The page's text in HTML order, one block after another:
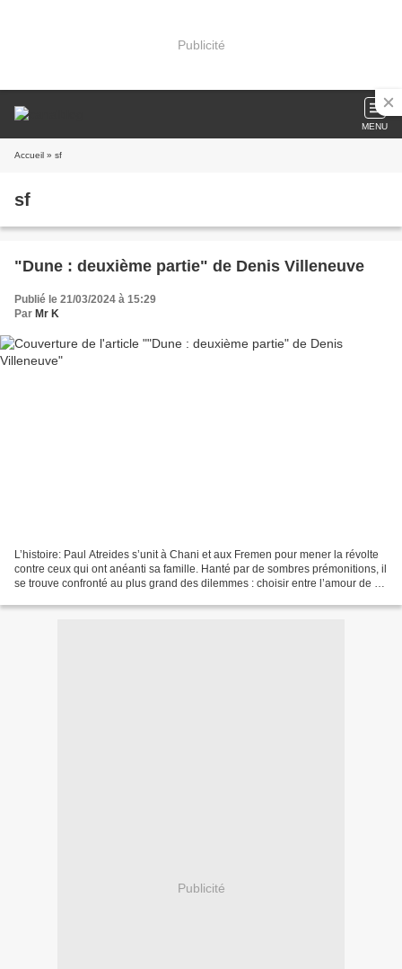
Publicité
MENU
Accueil » sf
sf
"Dune : deuxième partie" de Denis Villeneuve
Publié le 21/03/2024 à 15:29
Par Mr K
L’histoire: Paul Atreides s’unit à Chani et aux Fremen pour mener la révolte
contre ceux qui ont anéanti sa famille. Hanté par de sombres prémonitions, il
se trouve confronté au plus grand des dilemmes : choisir entre l’amour de sa
Publicité